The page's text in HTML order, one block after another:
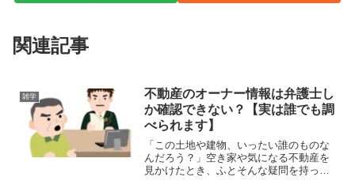
関連記事
雑学
不動産のオーナー情報は弁護士し
か確認できない？【実は誰でも調
べられます】
「この土地や建物、いったい誰のものな
んだろう？」空き家や気になる不動産を
見かけたとき、ふとそんな疑問を持った